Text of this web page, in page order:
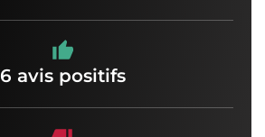
6 avis positifs